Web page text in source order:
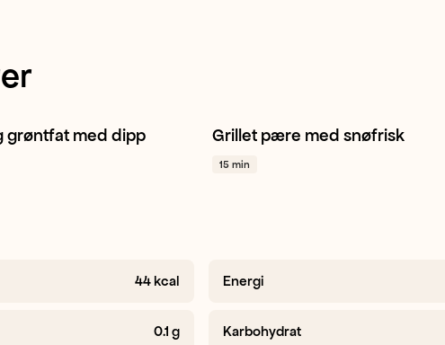
Vannmelon Kiwi + 1
grøntfat med dipp Pære Hasselnøtter Timian
Grillet pære med snøfrisk
15 min
44 kcal Energi
0.1 g Karbohydrat